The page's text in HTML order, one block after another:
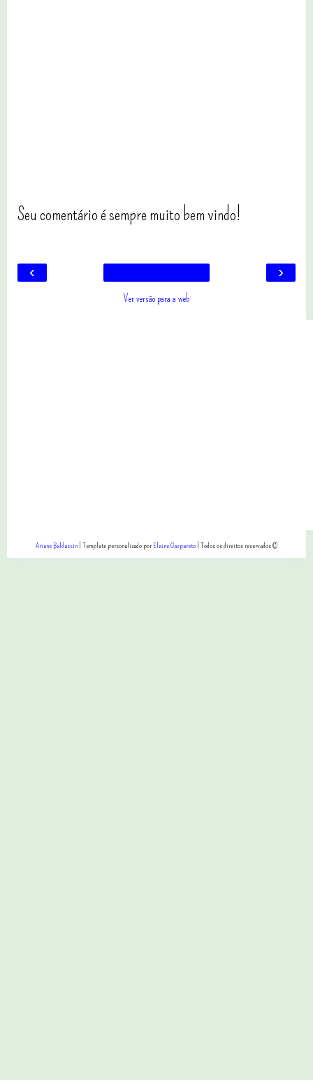
Seu comentário é sempre muito bem vindo!
‹ ›
Ver versão para a web
Ariane Baldassin| Template personalizado porElaine Gaspareto| Todos os direitos reservados ©